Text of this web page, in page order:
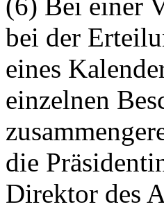
bei der
eines
einzelnen
die
Direktor des